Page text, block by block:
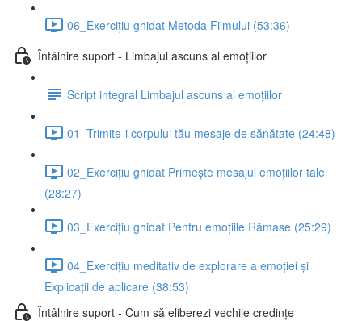
06_Exercițiu ghidat Metoda Filmului (53:36)
Întâlnire suport - Limbajul ascuns al emoțiilor
Script integral Limbajul ascuns al emoțiilor
01_Trimite-i corpului tău mesaje de sănătate (24:48)
02_Exercițiu ghidat Primește mesajul emoțiilor tale
(28:27)
03_Exercițiu ghidat Pentru emoțiile Rămase (25:29)
04_Exercițiu meditativ de explorare a emoției și
Explicații de aplicare (38:53)
Întâlnire suport - Cum să eliberezi vechile credințe